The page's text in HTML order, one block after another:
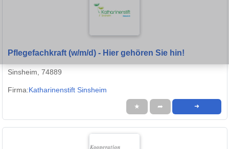
Pflegefachkraft (w/m/d) - Hier gehören Sie hin!
Sinsheim, 74889
Firma:Katharinenstift Sinsheim
★ ➦ ➜